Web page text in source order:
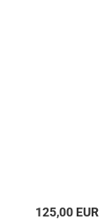
125,00 EUR